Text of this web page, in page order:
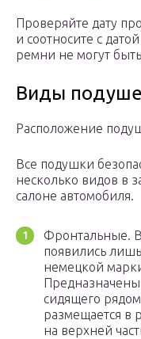
Проверяйте дату
и соотносите с
ремни не могут
Виды
Расположение
Все подушки
несколько видов в
салоне автомобиля.
Фронтальные.
появились
немецкой
Предназначены
сидящего
размещается в
на верхней